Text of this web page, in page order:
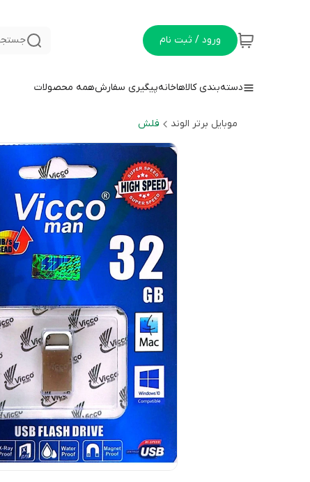
ورود / ثبت نام
دسته‌بندی کالاهاخانهپیگیری سفارشهمه محصولات
موبایل برتر الوند فلش